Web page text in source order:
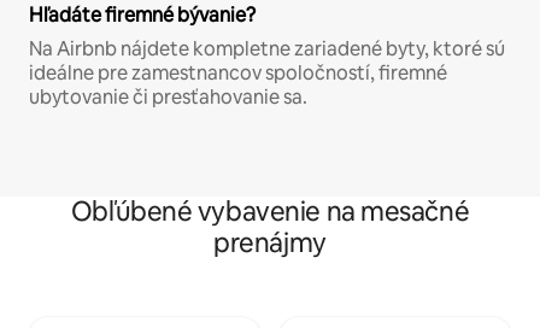
Hľadáte firemné bývanie?
Na Airbnb nájdete kompletne zariadené byty, ktoré sú
ideálne pre zamestnancov spoločností, firemné
ubytovanie či presťahovanie sa.
Obľúbené vybavenie na mesačné
prenájmy